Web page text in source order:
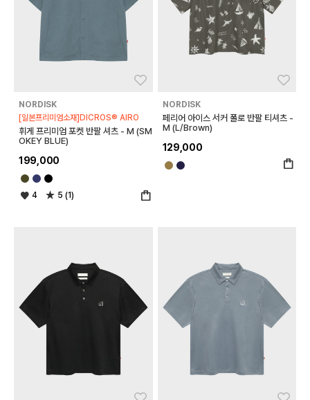
NORDISK
[일본프리미엄소재]DICROS® AIRO
휘게 프리미엄 포켓 반팔 셔츠 - M (SM
OKEY BLUE)
199,000
4 5 (1)
NORDISK
페리어 아이스 서커 폴로 반팔 티셔츠 -
M (L/Brown)
129,000